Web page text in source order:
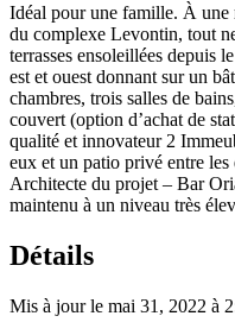
Idéal pour une famille. À
du complexe Levontin, tout
terrasses ensoleillées depuis
est et ouest donnant sur un
chambres, trois salles de
couvert (option d’achat de
qualité et innovateur 2
eux et un patio privé entre les
Architecte du projet – Bar
maintenu à un niveau très
Détails
Mis à jour le mai 31, 2022 à